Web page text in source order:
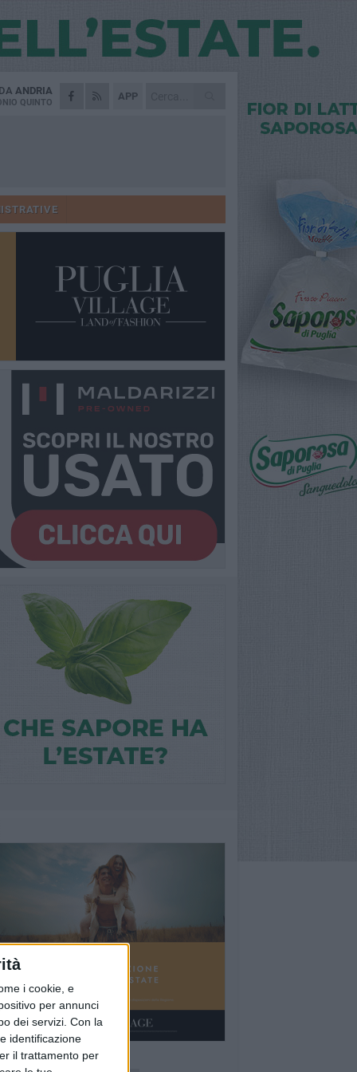
i cookie, e
per annunci
dei servizi. Con la
identificazione
il trattamento per
APP
ANDRIA
QUINTO
LETTI QUESTA SETTIMANA